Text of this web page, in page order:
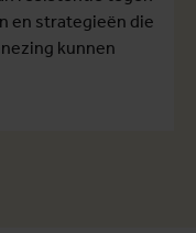
en strategieën die
kunnen